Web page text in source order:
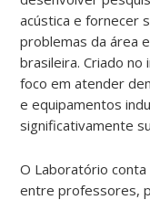
acústica e fornecer
problemas da área
brasileira. Criado no
foco em atender
e equipamentos
significativamente
O Laboratório
entre professores,